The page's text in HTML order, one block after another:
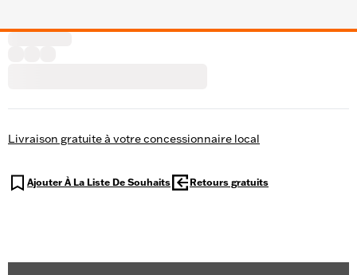
Livraison gratuite à votre concessionnaire local
Ajouter À La Liste De Souhaits Retours gratuits